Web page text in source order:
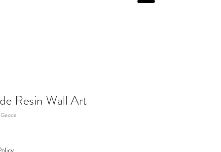
Resin Wall Art